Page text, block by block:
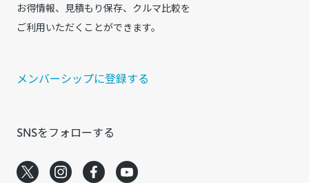
お得情報、見積もり保存、クルマ比較を
ご利用いただくことができます。
メンバーシップに登録する
SNSをフォローする